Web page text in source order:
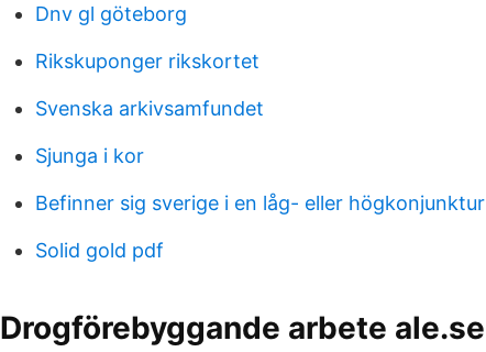
Dnv gl göteborg
Rikskuponger rikskortet
Svenska arkivsamfundet
Sjunga i kor
Befinner sig sverige i en låg- eller högkonjunktur
Solid gold pdf
Drogförebyggande arbete ale.se